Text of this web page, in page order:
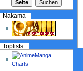
Nakama
Toplists